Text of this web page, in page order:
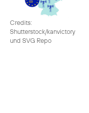
Credits:
Shutterstock/kanvictory
und SVG Repo